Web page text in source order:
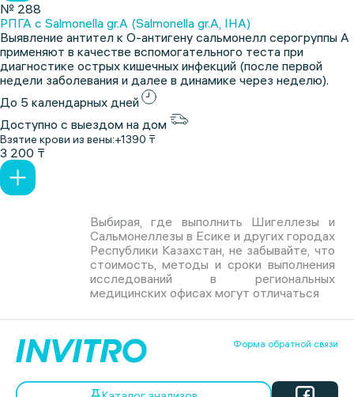
№ 288
РПГА с Salmonella gr.A (Salmonella gr.A, IHA)
Выявление антител к O-антигену сальмонелл серогруппы A
применяют в качестве вспомогательного теста при
диагностике острых кишечных инфекций (после первой
недели заболевания и далее в динамике через неделю).
До 5 календарных дней
Доступно с выездом на дом
Взятие крови из вены:+1390 ₸
3 200 ₸
Выбирая, где выполнить Шигеллезы и
Сальмонеллезы в Есике и других городах
Республики Казахстан, не забывайте, что
стоимость, методы и сроки выполнения
исследований в региональных
медицинских офисах могут отличаться
Форма обратной связи